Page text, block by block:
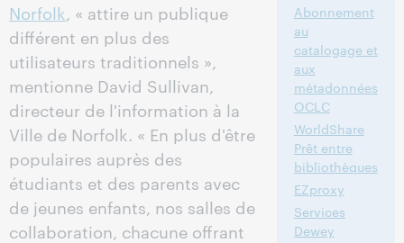
Norfolk, « attire un publique
différent en plus des
utilisateurs traditionnels »,
mentionne David Sullivan,
directeur de l'information à la
Ville de Norfolk. « En plus d'être
populaires auprès des
étudiants et des parents avec
de jeunes enfants, nos salles de
collaboration, chacune offrant
Abonnement
au
catalogage et
aux
métadonnées
OCLC
WorldShare
Prêt entre
bibliothèques
EZproxy
Services
Dewey